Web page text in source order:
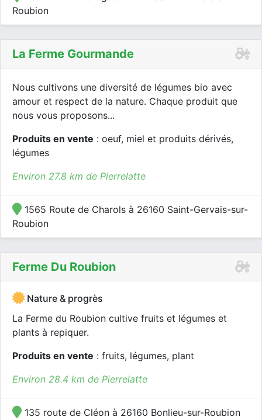
Roubion
La Ferme Gourmande
Nous cultivons une diversité de légumes bio avec
amour et respect de la nature. Chaque produit que
nous vous proposons...
Produits en vente : oeuf, miel et produits dérivés,
légumes
Environ 27.8 km de Pierrelatte
1565 Route de Charols à 26160 Saint-Gervais-sur-
Roubion
Ferme Du Roubion
Nature & progrès
La Ferme du Roubion cultive fruits et légumes et
plants à repiquer.
Produits en vente : fruits, légumes, plant
Environ 28.4 km de Pierrelatte
135 route de Cléon à 26160 Bonlieu-sur-Roubion